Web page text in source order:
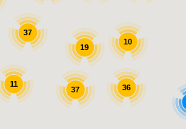
19
37
11 36
37
10